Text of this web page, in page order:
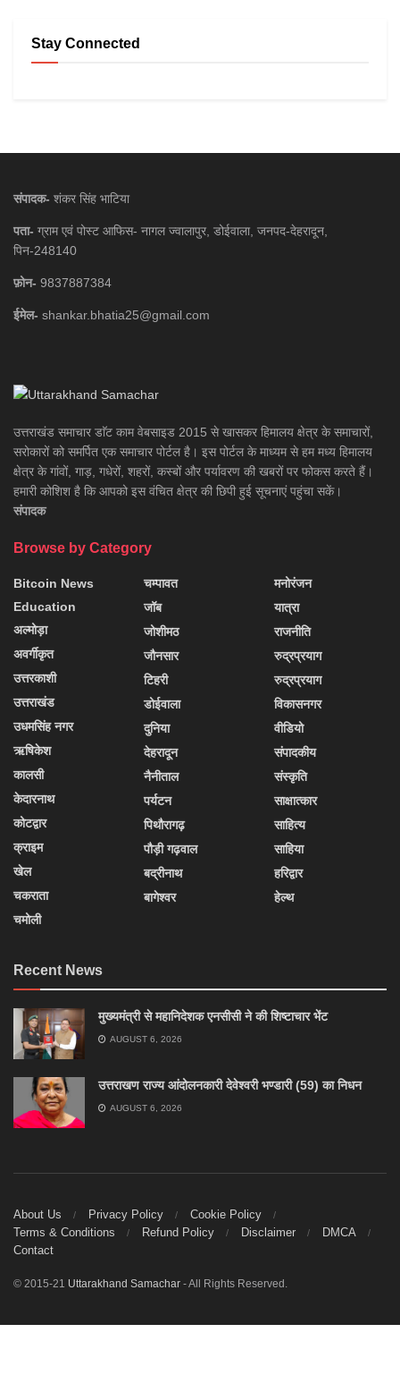
Stay Connected
संपादक- शंकर सिंह भाटिया
पता- ग्राम एवं पोस्ट आफिस- नागल ज्वालापुर, डोईवाला, जनपद-देहरादून,
पिन-248140
फ़ोन- 9837887384
ईमेल- shankar.bhatia25@gmail.com
उत्तराखंड समाचार डाॅट काम वेबसाइड 2015 से खासकर हिमालय क्षेत्र के समाचारों,
सरोकारों को समर्पित एक समाचार पोर्टल है। इस पोर्टल के माध्यम से हम मध्य हिमालय
क्षेत्र के गांवों, गाड़, गधेरों, शहरों, कस्बों और पर्यावरण की खबरों पर फोकस करते हैं।
हमारी कोशिश है कि आपको इस वंचित क्षेत्र की छिपी हुई सूचनाएं पहुंचा सकें।
संपादक
Browse by Category
Bitcoin News
Education
अल्मोड़ा
अवर्गीकृत
उत्तरकाशी
उत्तराखंड
उधमसिंह नगर
ऋषिकेश
कालसी
केदारनाथ
कोटद्वार
क्राइम
खेल
चकराता
चमोली
चम्पावत
जॉब
जोशीमठ
जौनसार
टिहरी
डोईवाला
दुनिया
देहरादून
नैनीताल
पर्यटन
पिथौरागढ़
पौड़ी गढ़वाल
बद्रीनाथ
बागेश्वर
मनोरंजन
यात्रा
राजनीति
रुद्रप्रयाग
रुद्रप्रयाग
विकासनगर
वीडियो
संपादकीय
संस्कृति
साक्षात्कार
साहित्य
साहिया
हरिद्वार
हेल्थ
Recent News
मुख्यमंत्री से महानिदेशक एनसीसी ने की शिष्टाचार भेंट
AUGUST 6, 2026
उत्तराखण राज्य आंदोलनकारी देवेश्वरी भण्डारी (59) का निधन
AUGUST 6, 2026
About Us Privacy Policy
Cookie Policy
Terms & Conditions
Refund Policy Disclaimer
DMCA
Contact
© 2015-21 Uttarakhand Samachar - All Rights Reserved.